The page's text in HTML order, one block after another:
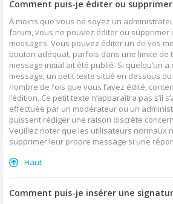
Comment puis-je éditer ou supprimer
À moins que vous ne soyez un
forum, vous ne pouvez éditer ou supprimer
messages. Vous pouvez éditer un de vos
bouton adéquat, parfois dans une limite de
message initial ait été publié. Si quelqu’un
message, un petit texte situé en dessous
nombre de fois que vous l’avez édité,
l’édition. Ce petit texte n’apparaîtra pas s’il
effectuée par un modérateur ou un
puissent rédiger une raison discrète
Veuillez noter que les utilisateurs normaux
supprimer leur propre message si une
Haut
Comment puis-je insérer une